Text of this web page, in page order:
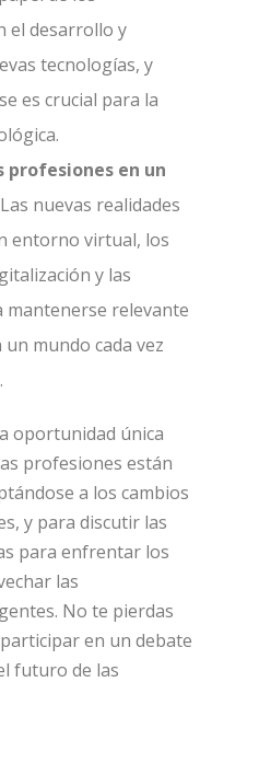
el desarrollo y
tecnologías, y
es crucial para la
profesiones en un
nuevas realidades
entorno virtual, los
y las
relevante
mundo cada vez
oportunidad única
profesiones están
a los cambios
y para discutir las
para enfrentar los
las
No te pierdas
en un debate
futuro de las